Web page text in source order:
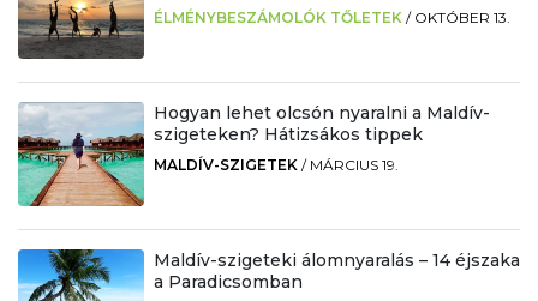
ÉLMÉNYBESZÁMOLÓK TŐLETEK / OKTÓBER 13.
Hogyan lehet olcsón nyaralni a Maldív-
szigeteken? Hátizsákos tippek
MALDÍV-SZIGETEK / MÁRCIUS 19.
Maldív-szigeteki álomnyaralás – 14 éjszaka
a Paradicsomban